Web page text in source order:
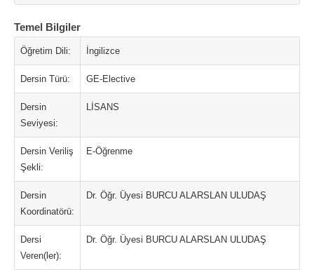
Temel Bilgiler
Öğretim Dili: İngilizce
Dersin Türü: GE-Elective
Dersin
Seviyesi:
LİSANS
Dersin Veriliş
Şekli:
E-Öğrenme
Dersin
Koordinatörü:
Dr. Öğr. Üyesi BURCU ALARSLAN ULUDAŞ
Dersi
Veren(ler):
Dr. Öğr. Üyesi BURCU ALARSLAN ULUDAŞ